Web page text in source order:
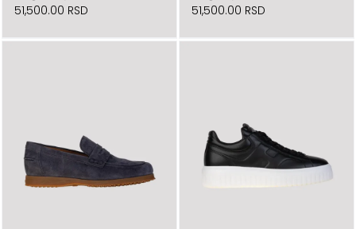
51,500.00 RSD 51,500.00 RSD